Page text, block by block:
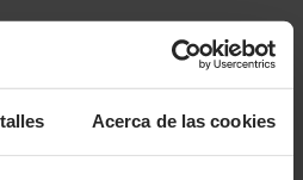
Acerca de las cookies